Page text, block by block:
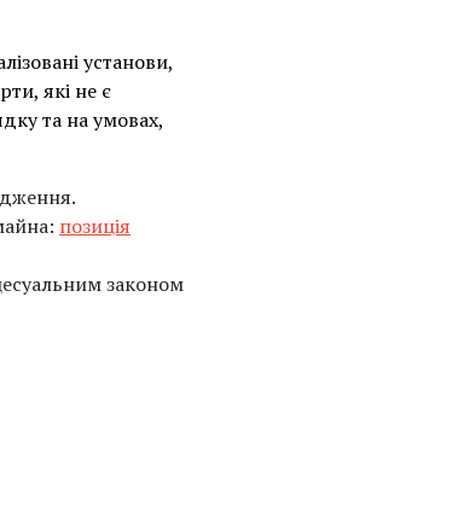
установи,
які не є
та на умовах,
позиція
законом